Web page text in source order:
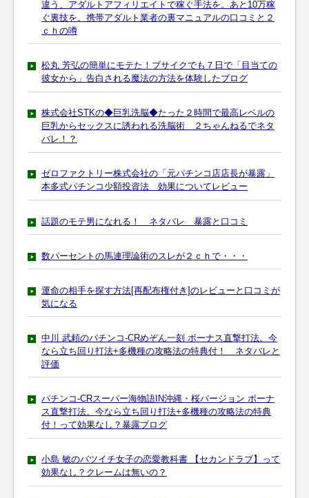
違う、アダルトアフィリエイトで稼ぐ手法を。あと10万稼
ぐ裏技を。携帯アダルト業者の裏マニュアルの口コミと２
ｃｈの噂
松丸 芳弘の簡単にモテた！ブサイクでも７日で「目当ての
彼女から」告白される魔法の方法を体験したブログ
株式会社STKの◆巨乳洗脳◆たった２時間で最高レベルの
巨乳からセックスに誘われる洗脳術 ２ちゃんねるでネタ
バレ！？
ゼロファクトリー株式会社の「元パチンコ店店長が暴露」
本多式パチンコ少額投資法 効果についてレビュー
話題のモテ男になれる！ ネタバレ 暴露と口コミ
数パーセントの馬連理論術のスレが２ｃｈで・・・
運命の相手を探す方法[再配布権付き]のレビューと口コミが
気になる
中川 武頼のパチンコ-CRめぞん一刻 ボーナス直撃打法。今
なら立ち回り打法+多機種の攻略法の特典付！ ネタバレと
評価
パチンコ-CRスーパー海物語IN沖縄・桜バージョン ボーナ
ス直撃打法。今なら立ち回り打法+多機種の攻略法の特典
付！って効果なし？暴露ブログ
小島 敏のバツイチ女子の恋愛教科書 【セカンドラブ】って
効果なし？クレームは無いの？